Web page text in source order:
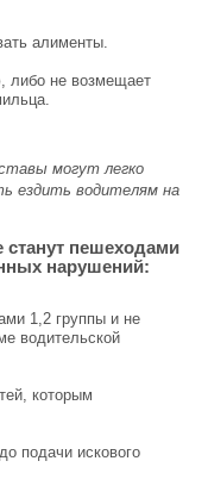
алименты.
либо не возмещает
могут легко
ездить водителям на
станут пешеходами
нарушений:
1,2 группы и не
водительской
которым
подачи искового